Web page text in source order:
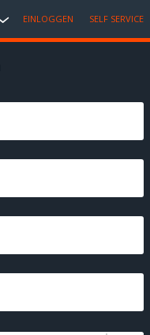
EINLOGGEN SELF SERVICE